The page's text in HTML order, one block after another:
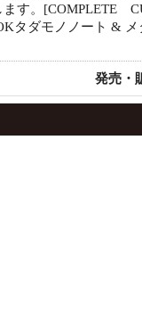
す。[COMPLETE
タダモノノート &
発売・